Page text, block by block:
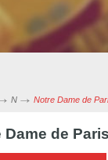
N Notre Dame de
Dame de Paris